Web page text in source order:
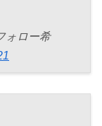
ォロー希